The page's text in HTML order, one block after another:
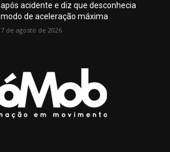
após acidente e diz que desconhecia
modo de aceleração máxima
7 de agosto de 2026